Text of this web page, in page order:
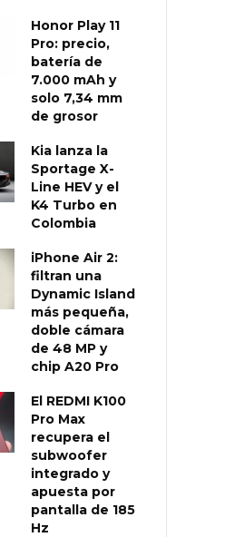
Honor Play 11
Pro: precio,
batería de
7.000 mAh y
solo 7,34 mm
de grosor
Kia lanza la
Sportage X-
Line HEV y el
K4 Turbo en
Colombia
iPhone Air 2:
filtran una
Dynamic Island
más pequeña,
doble cámara
de 48 MP y
chip A20 Pro
El REDMI K100
Pro Max
recupera el
subwoofer
integrado y
apuesta por
pantalla de 185
Hz